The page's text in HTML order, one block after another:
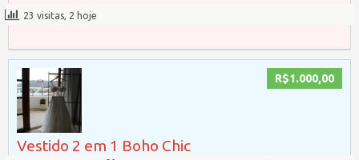
23 visitas, 2 hoje
R$1.000,00
Vestido 2 em 1 Boho Chic